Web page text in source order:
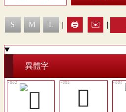
S M L | 🖨️ ✉️ |
異體字
𧆇